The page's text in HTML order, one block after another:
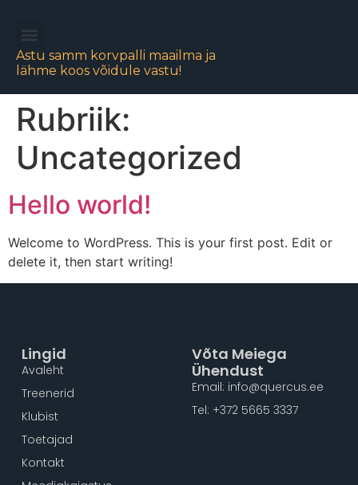
Astu samm korvpalli maailma ja
lähme koos võidule vastu!
Rubriik:
Uncategorized
Hello world!
Welcome to WordPress. This is your first post. Edit or
delete it, then start writing!
Lingid
Avaleht
Treenerid
Klubist
Toetajad
Kontakt
Võta Meiega
Ühendust
Email: info@quercus.ee
Tel: +372 5665 3337